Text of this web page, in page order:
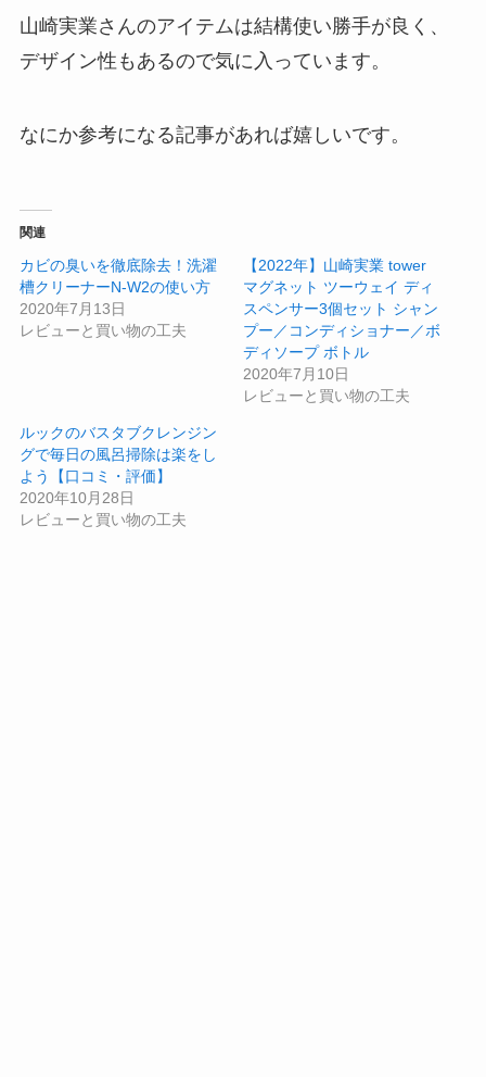
山崎実業さんのアイテムは結構使い勝手が良く、
デザイン性もあるので気に入っています。
なにか参考になる記事があれば嬉しいです。
関連
カビの臭いを徹底除去！洗濯
槽クリーナーN-W2の使い方
2020年7月13日
レビューと買い物の工夫
【2022年】山崎実業 tower
マグネット ツーウェイ ディ
スペンサー3個セット シャン
プー／コンディショナー／ボ
ディソープ ボトル
2020年7月10日
レビューと買い物の工夫
ルックのバスタブクレンジン
グで毎日の風呂掃除は楽をし
よう【口コミ・評価】
2020年10月28日
レビューと買い物の工夫